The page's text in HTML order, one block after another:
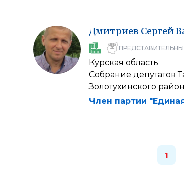
Дмитриев Сергей
Курская область
Собрание депутатов
Золотухинского
Член партии
1